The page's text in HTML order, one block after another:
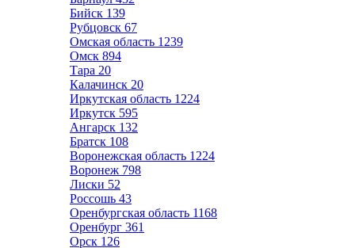
Бийск 139
Рубцовск 67
Омская область 1239
Омск 894
Тара 20
Калачинск 20
Иркутская область 1224
Иркутск 595
Ангарск 132
Братск 108
Воронежская область 1224
Воронеж 798
Лиски 52
Россошь 43
Оренбургская область 1168
Оренбург 361
Орск 126